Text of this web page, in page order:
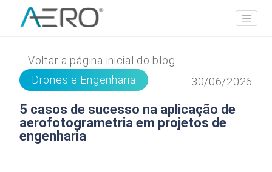
Drones e Engenharia 30/06/2026
Voltar a página inicial do blog
5 casos de sucesso na aplicação de
aerofotogrametria em projetos de
engenharia